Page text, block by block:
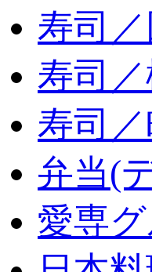
寿司／
寿司
寿司／
弁当(
愛専